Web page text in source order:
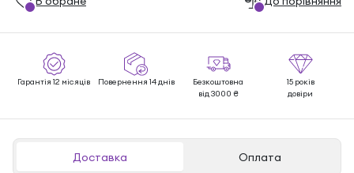
Гарантія 12 місяців Повернення 14 днів
Безкоштовна
від 3000 ₴
15 років
довіри
Доставка Оплата